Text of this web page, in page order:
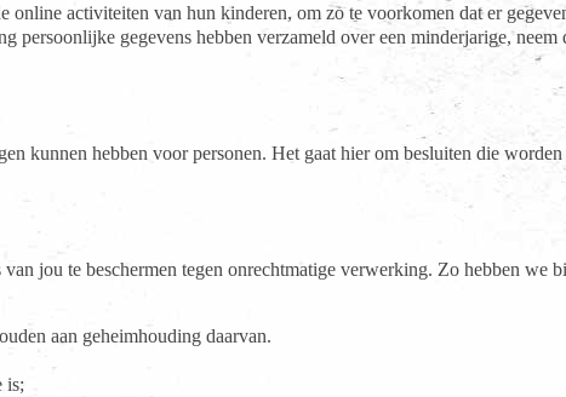
activiteiten van hun kinderen, om zo te voorkomen dat er
gegevens hebben verzameld over een minderjarige, neem
kunnen hebben voor personen. Het gaat hier om besluiten die
jou te beschermen tegen onrechtmatige verwerking. Zo hebben we
aan geheimhouding daarvan.
is;